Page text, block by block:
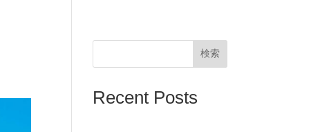
検索
Recent Posts